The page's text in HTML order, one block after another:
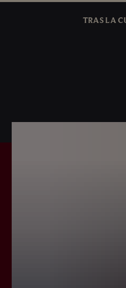
TRAS LA